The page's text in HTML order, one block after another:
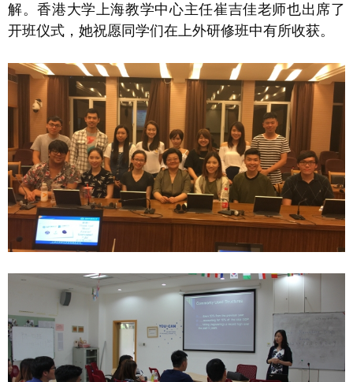
解。香港大学上海教学中心主任崔吉佳老师也出席了
开班仪式，她祝愿同学们在上外研修班中有所收获。